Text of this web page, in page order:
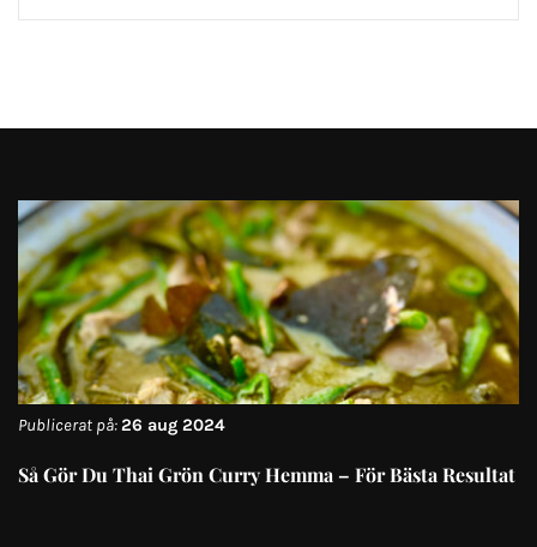
Publicerat på:26 aug 2024
Så Gör Du Thai Grön Curry Hemma – För Bästa Resultat